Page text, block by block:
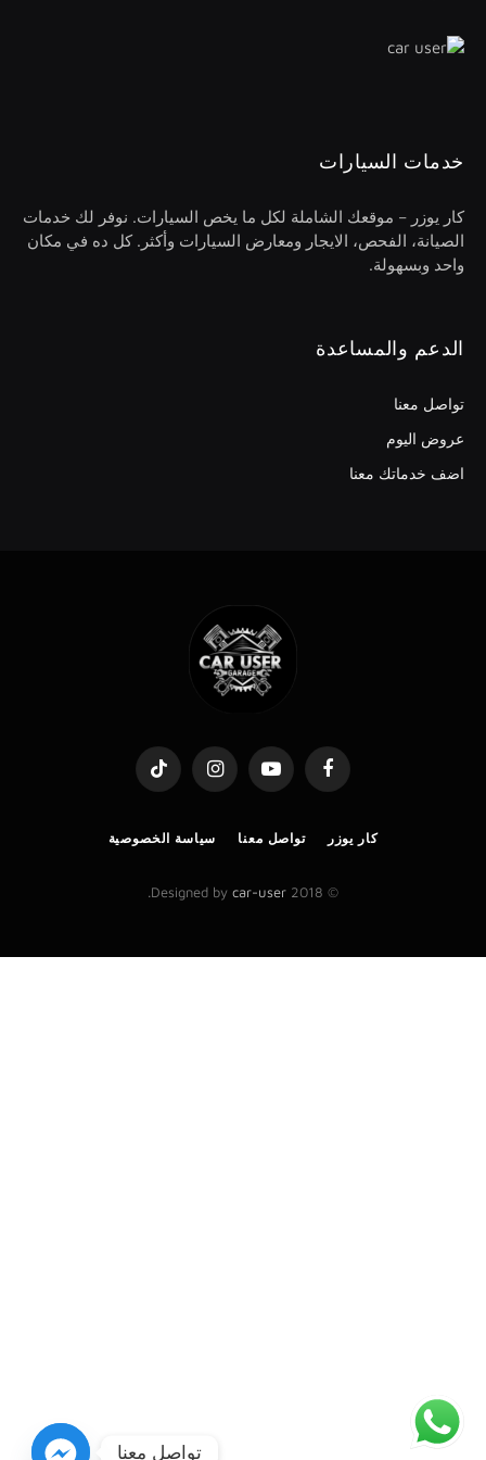
خدمات السيارات
كار يوزر – موقعك الشاملة لكل ما يخص السيارات. نوفر لك خدمات
الصيانة، الفحص، الايجار ومعارض السيارات وأكثر. كل ده في مكان
واحد وبسهولة.
الدعم والمساعدة
تواصل معنا
عروض اليوم
اضف خدماتك معنا
Facebook
YouTube
Instagram
TikTok
كار يوزر تواصل معنا سياسة الخصوصية
© 2018 Designed by
car-user
.
تواصل معنا